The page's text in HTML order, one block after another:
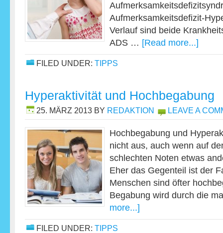
Aufmerksamkeitsdefizit-
Verlauf sind beide
ADS … [Read more...]
FILED UNDER: TIPPS
Hyperaktivität und Hochbegabung
25. MÄRZ 2013 BY REDAKTION LEAVE A
Hochbegabung und
nicht aus, auch wenn auf
schlechten Noten etwas
Eher das Gegenteil ist der
Menschen sind öfter
Begabung wird durch die
more...]
FILED UNDER: TIPPS